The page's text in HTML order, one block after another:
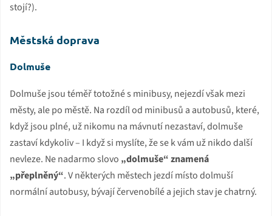
stojí?).
Městská doprava
Dolmuše
Dolmuše jsou téměř totožné s minibusy, nejezdí však mezi
městy, ale po městě. Na rozdíl od minibusů a autobusů, které,
když jsou plné, už nikomu na mávnutí nezastaví, dolmuše
zastaví kdykoliv – I když si myslíte, že se k vám už nikdo další
nevleze. Ne nadarmo slovo „dolmuše“ znamená
„přeplněný“. V některých městech jezdí místo dolmuší
normální autobusy, bývají červenobílé a jejich stav je chatrný.